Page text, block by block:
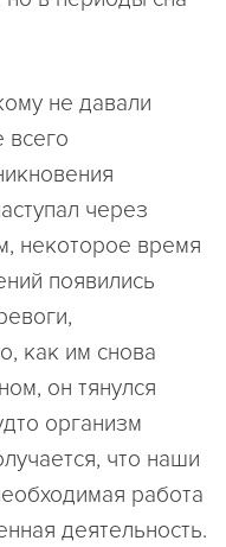
не давали
всего
через
некоторое время
появились
как им снова
он тянулся
организм
что наши
работа
деятельность.